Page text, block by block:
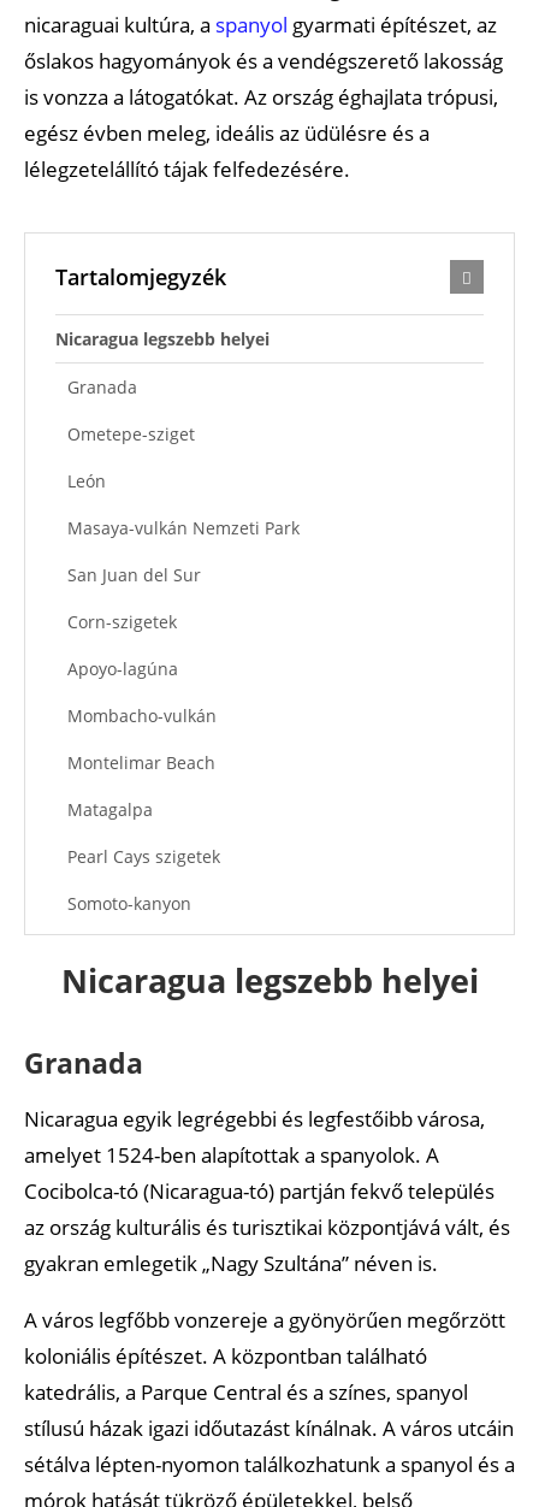
nicaraguai kultúra, a spanyol gyarmati építészet, az
őslakos hagyományok és a vendégszerető lakosság
is vonzza a látogatókat. Az ország éghajlata trópusi,
egész évben meleg, ideális az üdülésre és a
lélegzetelállító tájak felfedezésére.
Tartalomjegyzék
Nicaragua legszebb helyei
Granada
Ometepe-sziget
León
Masaya-vulkán Nemzeti Park
San Juan del Sur
Corn-szigetek
Apoyo-lagúna
Mombacho-vulkán
Montelimar Beach
Matagalpa
Pearl Cays szigetek
Somoto-kanyon
Ajánlott cikkek
Nicaragua legszebb helyei
Granada
Nicaragua egyik legrégebbi és legfestőibb városa,
amelyet 1524-ben alapítottak a spanyolok. A
Cocibolca-tó (Nicaragua-tó) partján fekvő település
az ország kulturális és turisztikai központjává vált, és
gyakran emlegetik „Nagy Szultána” néven is.
A város legfőbb vonzereje a gyönyörűen megőrzött
koloniális építészet. A központban található
katedrális, a Parque Central és a színes, spanyol
stílusú házak igazi időutazást kínálnak. A város utcáin
sétálva lépten-nyomon találkozhatunk a spanyol és a
mórok hatását tükröző épületekkel, belső